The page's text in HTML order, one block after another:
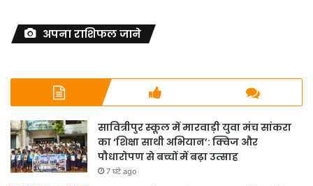
अपना राशिफल जाने
सावित्रीपुर स्कूल में मारवाड़ी युवा मंच सांकरा
का ‘शिक्षा साथी अभियान’: क्विज और
पौधारोपण से बच्चों में बढ़ा उत्साह
7 घंटे ago